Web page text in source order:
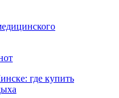
где купить